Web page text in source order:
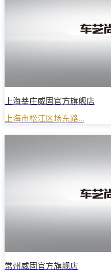
上海莘庄威固官方旗舰店
上海市松江区场东路...
常州威固官方旗舰店